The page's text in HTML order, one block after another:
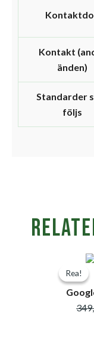
Kontakt
änden)
Standarder
följs
Rea!
Rea!